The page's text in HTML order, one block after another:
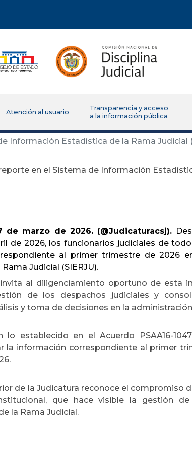
Atención al usuario
Transparencia y acceso
a la información pública
Información Estadística de la Rama Judicial
en el Sistema de Información
de marzo de 2026. (@Judicaturacsj).
de 2026, los funcionarios judiciales de
al primer trimestre de 2026
Judicial (SIERJU).
al diligenciamiento oportuno de esta
de los despachos judiciales y
y toma de decisiones en la
lo establecido en el Acuerdo PSAA16-
la información correspondiente al primer
de la Judicatura reconoce el compromiso
que hace visible la gestión
la Rama Judicial.